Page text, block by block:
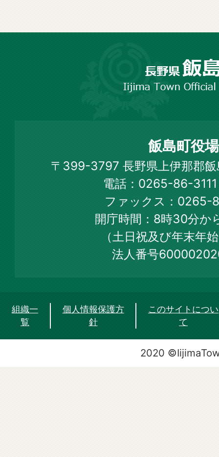
Town
Official
Web
Site
飯島町役場
〒399-3797 長野県上伊那郡
電話：0265-86-
ファックス：0265-
開庁時間：8時30分か
（土日祝及び年末年
法人番号
組織一
覧
個人情報保護方
針
このサイトについ
て
2020